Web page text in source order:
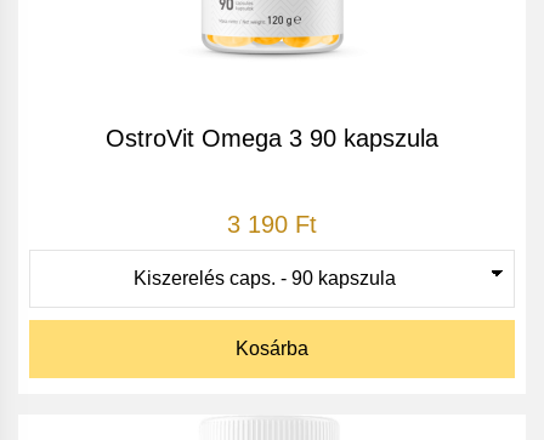
OstroVit Omega 3 90 kapszula
3 190 Ft
Kosárba